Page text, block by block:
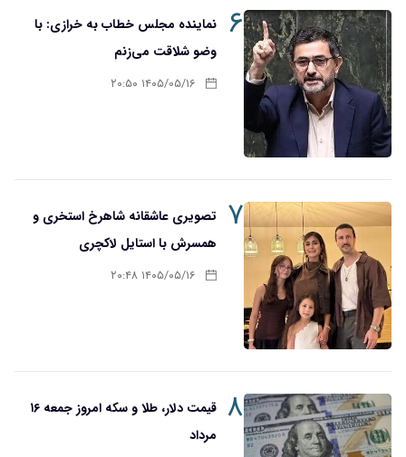
۶
نماینده مجلس خطاب به خرازی: با
وضو شلاقت می‌زنم
۱۴۰۵/۰۵/۱۶ ۲۰:۵۰
۷
تصویری عاشقانه شاهرخ استخری و
همسرش با استایل لاکچری
۱۴۰۵/۰۵/۱۶ ۲۰:۴۸
۸
قیمت دلار، طلا و سکه امروز جمعه ۱۶
مرداد